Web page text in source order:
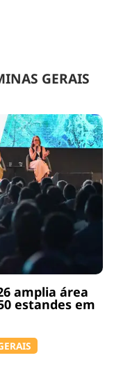
GERAIS
amplia área
estandes em